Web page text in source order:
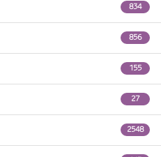
834
856
155
27
2548